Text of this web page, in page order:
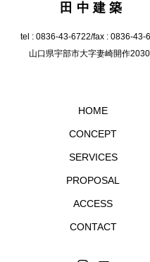
田中建築
tel : 0836-43-6722/fax : 0836-43-
山口県宇部市大字妻崎開作
HOME
CONCEPT
SERVICES
PROPOSAL
ACCESS
CONTACT